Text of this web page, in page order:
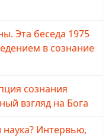
Эта беседа 1975
в сознание
сознания
взгляд на Бога
Интервью,